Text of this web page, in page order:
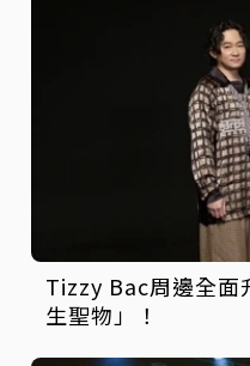
Tizzy Bac周邊全
生聖物」！